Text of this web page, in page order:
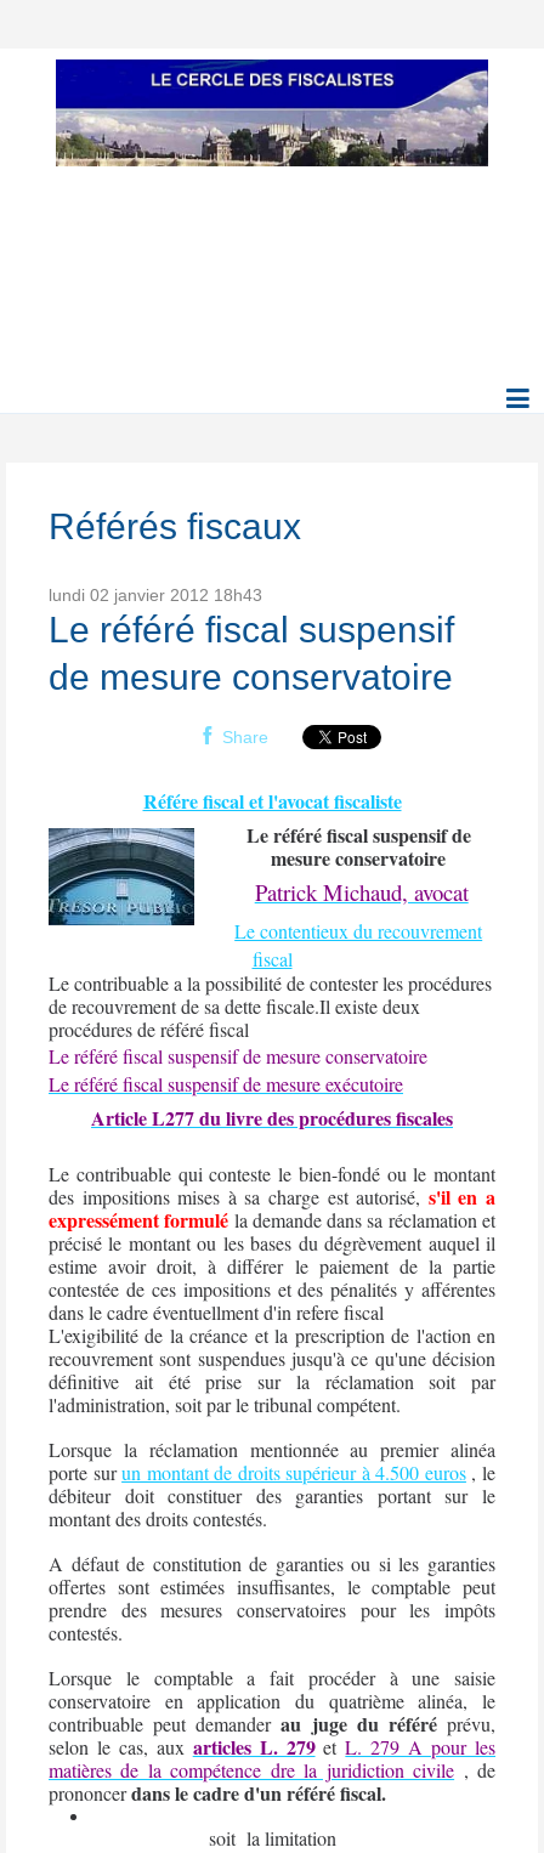
Référés fiscaux
lundi 02 janvier 2012 18h43
Le référé fiscal suspensif
de mesure conservatoire
Share
Référe fiscal et l'avocat fiscaliste
Le référé fiscal suspensif de
mesure conservatoire
Patrick Michaud, avocat
Le contentieux du recouvrement
fiscal
Le contribuable a la possibilité de contester les procédures
de recouvrement de sa dette fiscale.Il existe deux
procédures de référé fiscal
Le référé fiscal suspensif de mesure conservatoire
Le référé fiscal suspensif de mesure exécutoire
Article L277 du livre des procédures fiscales
Le contribuable qui conteste le bien-fondé ou le montant
des impositions mises à sa charge est autorisé, s'il en a
expressément formulé la demande dans sa réclamation et
précisé le montant ou les bases du dégrèvement auquel il
estime avoir droit, à différer le paiement de la partie
contestée de ces impositions et des pénalités y afférentes
dans le cadre éventuellment d'in refere fiscal
L'exigibilité de la créance et la prescription de l'action en
recouvrement sont suspendues jusqu'à ce qu'une décision
définitive ait été prise sur la réclamation soit par
l'administration, soit par le tribunal compétent.
Lorsque la réclamation mentionnée au premier alinéa
porte surun montant de droits supérieur à 4.500 euros, le
débiteur doit constituer des garanties portant sur le
montant des droits contestés.
A défaut de constitution de garanties ou si les garanties
offertes sont estimées insuffisantes, le comptable peut
prendre des mesures conservatoires pour les impôts
contestés.
Lorsque le comptable a fait procéder à une saisie
conservatoire en application du quatrième alinéa, le
contribuable peut demanderau juge du référéprévu,
selon le cas, aux articles L. 279 et L. 279 A pour les
matières de la compétence dre la juridiction civile , de
prononcerdans le cadre d'un référé fiscal.
soit la limitation